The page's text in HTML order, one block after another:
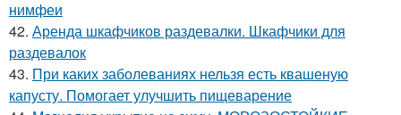
нимфеи
42. Аренда шкафчиков раздевалки. Шкафчики для
раздевалок
43. При каких заболеваниях нельзя есть квашеную
капусту. Помогает улучшить пищеварение